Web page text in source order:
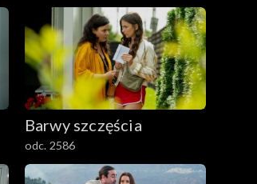
Barwy szczęścia
odc. 2586